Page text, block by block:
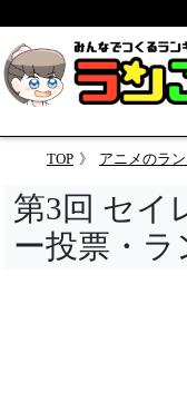
TOP アニメのラ
第3回 セイ
ー投票・